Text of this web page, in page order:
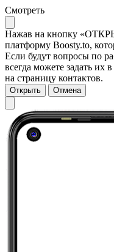
Смотреть
Нажав на кнопку
платформу Boosty.to,
Если будут вопросы по
всегда можете задать их
на страницу контактов.
Открыть Отмена